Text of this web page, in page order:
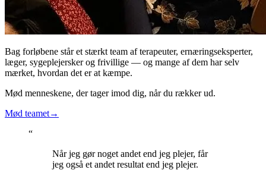
Bag forløbene står et stærkt team af terapeuter, ernæringseksperter,
læger, sygeplejersker og frivillige — og mange af dem har selv
mærket, hvordan det er at kæmpe.
Mød menneskene, der tager imod dig, når du rækker ud.
Mød teamet→
“
Når jeg gør noget andet end jeg plejer, får
jeg også et andet resultat end jeg plejer.